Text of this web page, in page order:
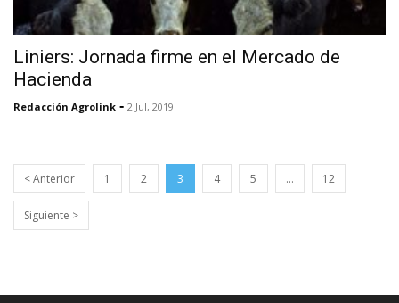
Liniers: Jornada firme en el Mercado de
Hacienda
Redacción Agrolink - 2 Jul, 2019
< Anterior 1 2 3 4 5 … 12
Siguiente >